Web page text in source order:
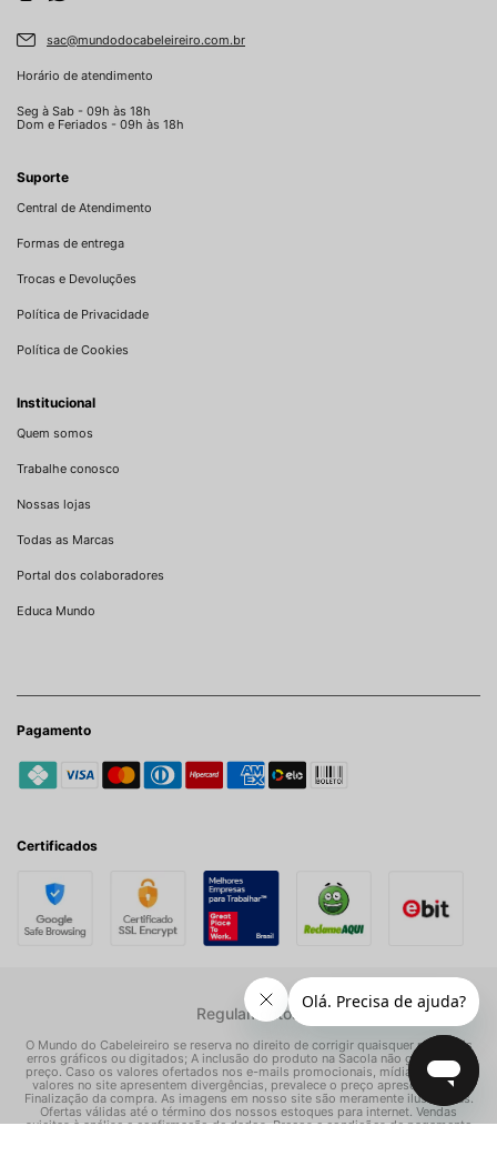
sac@mundodocabeleireiro.com.br
Horário de atendimento
Seg à Sab - 09h às 18h
Dom e Feriados - 09h às 18h
Suporte
Central de Atendimento
Formas de entrega
Trocas e Devoluções
Política de Privacidade
Política de Cookies
Institucional
Quem somos
Trabalhe conosco
Nossas lojas
Todas as Marcas
Portal dos colaboradores
Educa Mundo
Pagamento
Certificados
Regulamentos
O Mundo do Cabeleireiro se reserva no direito de corrigir quaisquer possíveis
erros gráficos ou digitados; A inclusão do produto na Sacola não garante seu
preço. Caso os valores ofertados nos e-mails promocionais, mídias sociais e
valores no site apresentem divergências, prevalece o preço apresentado na
Finalização da compra. As imagens em nosso site são meramente ilustrativas.
Ofertas válidas até o término dos nossos estoques para internet. Vendas
sujeitas à análise e confirmação de dados. Preços e condições de pagamento